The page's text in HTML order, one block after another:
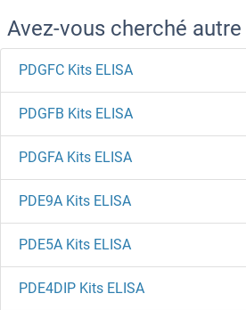
Avez-vous cherché
PDGFC Kits ELISA
PDGFB Kits ELISA
PDGFA Kits ELISA
PDE9A Kits ELISA
PDE5A Kits ELISA
PDE4DIP Kits ELISA